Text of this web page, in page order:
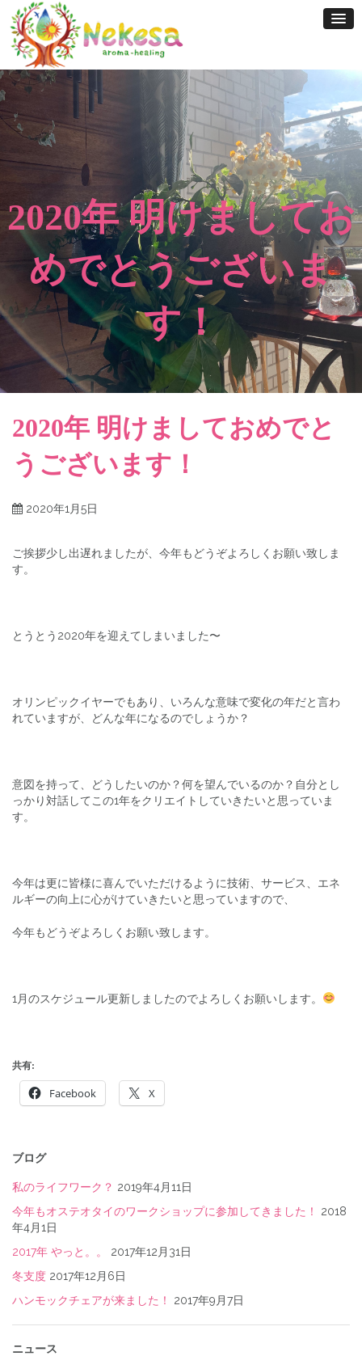
Skip
content
2020年 明けましてお
めでとうございま
す！
2020年 明けましておめでと
うございます！
2020年1月5日
ご挨拶少し出遅れましたが、今年もどうぞよろしくお願い致しま
す。
とうとう2020年を迎えてしまいました〜
オリンピックイヤーでもあり、いろんな意味で変化の年だと言わ
れていますが、どんな年になるのでしょうか？
意図を持って、どうしたいのか？何を望んでいるのか？自分とし
っかり対話してこの1年をクリエイトしていきたいと思っていま
す。
今年は更に皆様に喜んでいただけるように技術、サービス、エネ
ルギーの向上に心がけていきたいと思っていますので、
今年もどうぞよろしくお願い致します。
1月のスケジュール更新しましたのでよろしくお願いします。
共有:
Facebook X
稿
ナ
ビ
ゲ
ー
シ
ョ
ン
ブログ
私のライフワーク？ 2019年4月11日
今年もオステオタイのワークショップに参加してきました！
2018
年4月1日
2017年 やっと。。
2017年12月31日
冬支度 2017年12月6日
ハンモックチェアが来ました！
2017年9月7日
ニュース